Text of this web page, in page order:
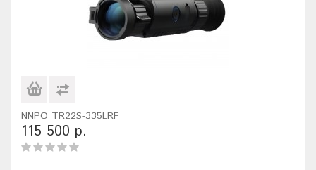
NNPO TR22S-335LRF
115 500 р.